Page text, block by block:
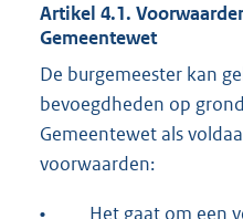
Artikel 4.1.
Gemeentewet
De burgemeester kan
bevoegdheden op
Gemeentewet als
voorwaarden:
• Het gaat om een